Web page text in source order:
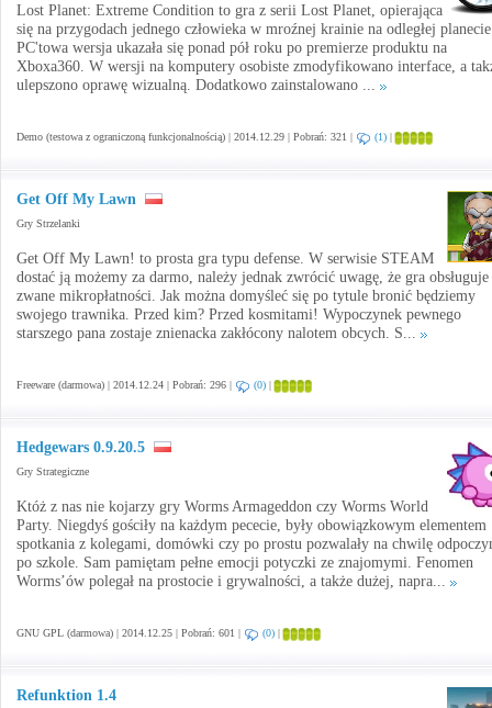
Lost Planet: Extreme Condition to gra z serii Lost Planet, opierająca
się na przygodach jednego człowieka w mroźnej krainie na odległej
PC'towa wersja ukazała się ponad pół roku po premierze produktu na
Xboxa360. W wersji na komputery osobiste zmodyfikowano interface, a
ulepszono oprawę wizualną. Dodatkowo zainstalowano ...
Demo (testowa z ograniczoną funkcjonalnością) | 2014.12.29 | Pobrań: 321 | (1) |
Get Off My Lawn
Gry Strzelanki
Get Off My Lawn! to prosta gra typu defense. W serwisie STEAM
dostać ją możemy za darmo, należy jednak zwrócić uwagę, że gra
zwane mikropłatności. Jak można domyśleć się po tytule bronić będziemy
swojego trawnika. Przed kim? Przed kosmitami! Wypoczynek pewnego
starszego pana zostaje znienacka zakłócony nalotem obcych. S...
Freeware (darmowa) | 2014.12.24 | Pobrań: 296 | (0) |
Hedgewars 0.9.20.5
Gry Strategiczne
Któż z nas nie kojarzy gry Worms Armageddon czy Worms World
Party. Niegdyś gościły na każdym pececie, były obowiązkowym elementem
spotkania z kolegami, domówki czy po prostu pozwalały na chwilę
po szkole. Sam pamiętam pełne emocji potyczki ze znajomymi. Fenomen
Worms’ów polegał na prostocie i grywalności, a także dużej, napra...
GNU GPL (darmowa) | 2014.12.25 | Pobrań: 601 | (0) |
Refunktion 1.4